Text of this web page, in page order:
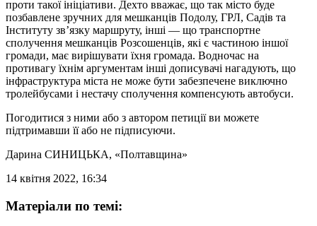
проти такої ініціативи. Дехто вважає, що так місто буде
позбавлене зручних для мешканців Подолу, ГРЛ, Садів та
Інституту зв’язку маршруту, інші — що транспортне
сполучення мешканців Розсошенців, які є частиною іншої
громади, має вирішувати їхня громада. Водночас на
противагу їхнім аргументам інші дописувачі нагадують, що
інфраструктура міста не може бути забезпечене виключно
тролейбусами і нестачу сполучення компенсують автобуси.
Погодитися з ними або з автором петиції ви можете
підтримавши її або не підписуючи.
Дарина СИНИЦЬКА, «Полтавщина»
14 квітня 2022, 16:34
Матеріали по темі: